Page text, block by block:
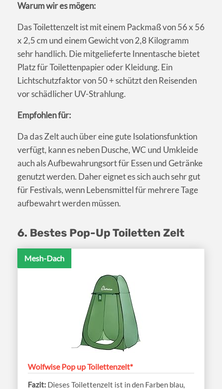
Warum wir es mögen:
Das Toilettenzelt ist mit einem Packmaß von 56 x 56
x 2,5 cm und einem Gewicht von 2,8 Kilogramm
sehr handlich. Die mitgelieferte Innentasche bietet
Platz für Toilettenpapier oder Kleidung. Ein
Lichtschutzfaktor von 50 + schützt den Reisenden
vor schädlicher UV-Strahlung.
Empfohlen für:
Da das Zelt auch über eine gute Isolationsfunktion
verfügt, kann es neben Dusche, WC und Umkleide
auch als Aufbewahrungsort für Essen und Getränke
genutzt werden. Daher eignet es sich auch sehr gut
für Festivals, wenn Lebensmittel für mehrere Tage
aufbewahrt werden müssen.
6. Bestes Pop-Up Toiletten Zelt
Mesh-Dach
Wolfwise Pop up Toilettenzelt*
Dieses Toilettenzelt ist in den Farben blau,